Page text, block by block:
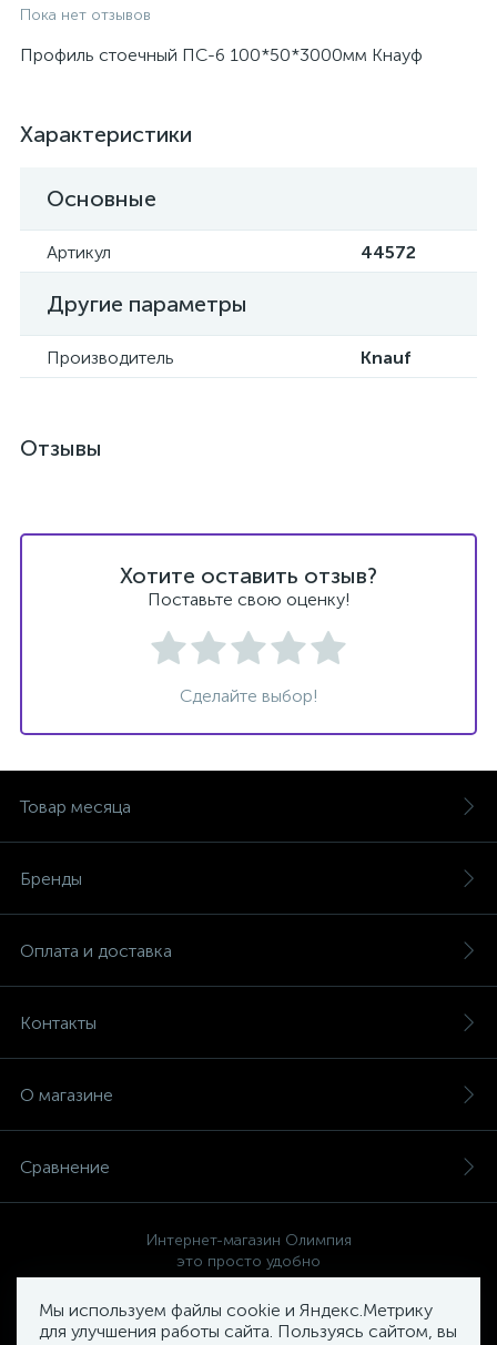
Пока нет отзывов
Профиль стоечный ПС-6 100*50*3000мм Кнауф
Характеристики
Основные
Артикул 44572
Другие параметры
Производитель Knauf
Отзывы
Хотите оставить отзыв?
Поставьте свою оценку!
Сделайте выбор!
Мы используем файлы cookie и Яндекс.Метрику
для улучшения работы сайта. Пользуясь сайтом, вы
Товар месяца
Бренды
Оплата и доставка
Контакты
О магазине
Сравнение
Интернет-магазин Олимпия
это просто удобно